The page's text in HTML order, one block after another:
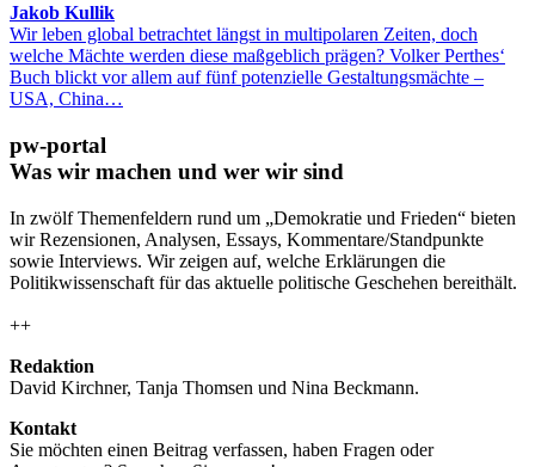
Jakob Kullik
Wir leben global betrachtet längst in multipolaren Zeiten, doch
welche Mächte werden diese maßgeblich prägen? Volker Perthes‘
Buch blickt vor allem auf fünf potenzielle Gestaltungsmächte –
USA, China…
pw-portal
Was wir machen und wer wir sind
In zwölf Themenfeldern rund um „Demokratie und Frieden“ bieten
wir Rezensionen, Analysen, Essays, Kommentare/Standpunkte
sowie Interviews. Wir zeigen auf, welche Erklärungen die
Politikwissenschaft für das aktuelle politische Geschehen bereithält.
++
Redaktion
David Kirchner, Tanja Thomsen und Nina Beckmann.
Kontakt
Sie möchten einen Beitrag verfassen, haben Fragen oder